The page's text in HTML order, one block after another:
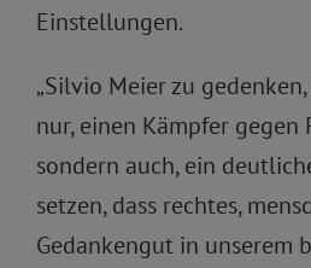
Einstellungen.
„Silvio Meier zu
nur, einen Kämpfer gegen
sondern auch, ein
setzen, dass rechtes,
Gedankengut in unserem